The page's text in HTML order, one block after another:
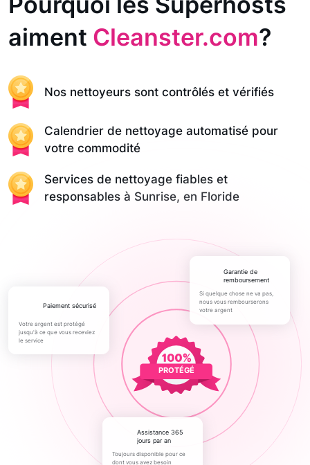
aiment Cleanster.com?
Nos nettoyeurs sont contrôlés et vérifiés
Calendrier de nettoyage automatisé pour
votre commodité
Services de nettoyage fiables et
responsables à Sunrise, en Floride
PROTÉGÉ
paiement sécurisé
Votre argent est protégé
jusqu'à ce que vous receviez
le service
Garantie de
remboursement
Si quelque chose ne va pas,
nous vous rembourserons
votre argent
Assistance 365
jours par an
Toujours disponible pour ce
dont vous avez besoin